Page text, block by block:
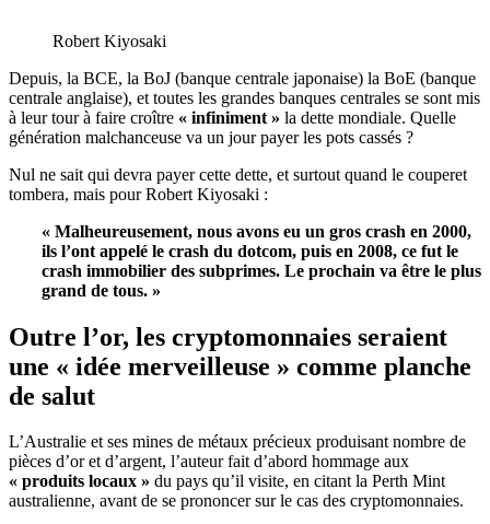
Robert Kiyosaki
Depuis, la BCE, la BoJ (banque centrale japonaise) la BoE (banque
centrale anglaise), et toutes les grandes banques centrales se sont mis
à leur tour à faire croître « infiniment » la dette mondiale. Quelle
génération malchanceuse va un jour payer les pots cassés ?
Nul ne sait qui devra payer cette dette, et surtout quand le couperet
tombera, mais pour Robert Kiyosaki :
« Malheureusement, nous avons eu un gros crash en 2000,
ils l’ont appelé le crash du dotcom, puis en 2008, ce fut le
crash immobilier des subprimes. Le prochain va être le plus
grand de tous. »
Outre l’or, les cryptomonnaies seraient
une « idée merveilleuse » comme planche
de salut
L’Australie et ses mines de métaux précieux produisant nombre de
pièces d’or et d’argent, l’auteur fait d’abord hommage aux
« produits locaux » du pays qu’il visite, en citant la Perth Mint
australienne, avant de se prononcer sur le cas des cryptomonnaies.